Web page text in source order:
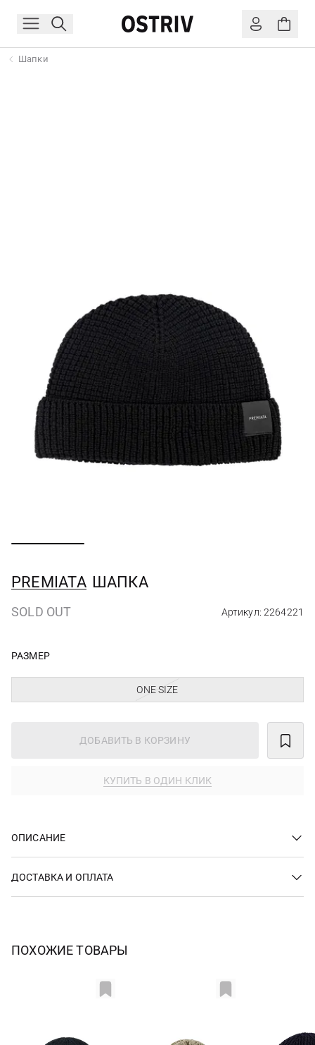
Шапки
PREMIATA ШАПКА
SOLD OUT Артикул: 2264221
РАЗМЕР
ONE SIZE
ДОБАВИТЬ В КОРЗИНУ
КУПИТЬ В ОДИН КЛИК
ОПИСАНИЕ
ДОСТАВКА И ОПЛАТА
ПОХОЖИЕ ТОВАРЫ